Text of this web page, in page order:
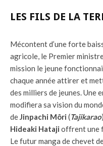
LES FILS DE LA
Mécontent d’une forte
agricole, le Premier
mission le jeune
chaque année attirer et
des milliers de jeunes. Une
modifiera sa vision du
deJinpachi Môri (Tajikarao
Hideaki Hataji offrent une
Le futur manga de chevet